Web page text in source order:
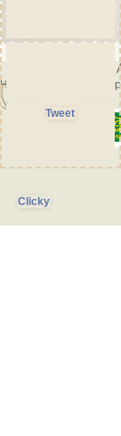
Начини на плащане
Clicky
Tweet